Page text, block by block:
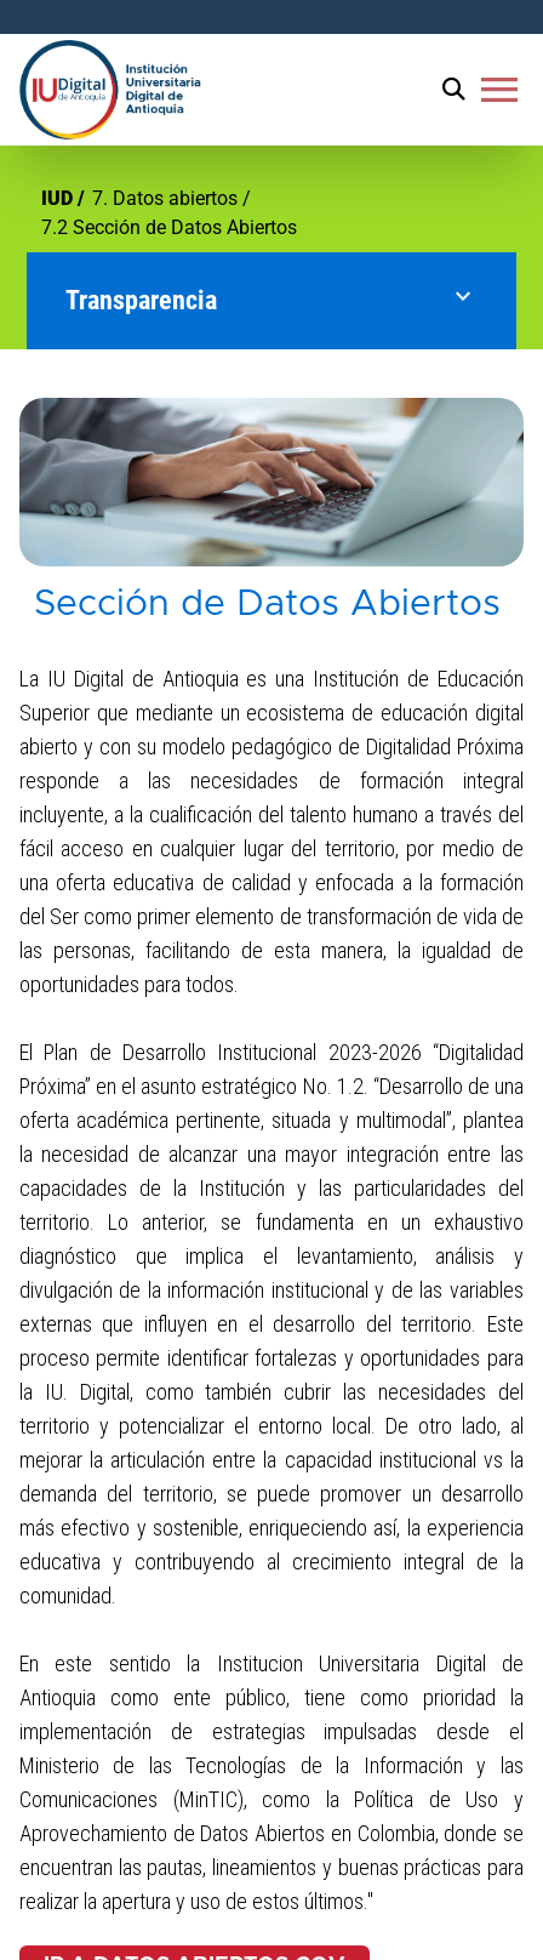
menu
IUD
7. Datos abiertos
7.2 Sección de Datos Abiertos
Transparencia expand_more
2. Normativa
3. Contratación
4. Planeación, presupuesto e informes
5. Trámites
6. Participa
7. Datos abiertos
7.1. Instrumentos de gestión de la
información
7.2 Sección de Datos Abiertos
8. Información específica para grupos
de interés
9. Obligación de reporte de
información específica
10. Información tributaria en
entidades territoriales locales
Sección de Datos Abiertos
La IU Digital de Antioquia es una Institución de Educación
Superior que mediante un ecosistema de educación digital
abierto y con su modelo pedagógico de Digitalidad Próxima
responde a las necesidades de formación integral
incluyente, a la cualificación del talento humano a través del
fácil acceso en cualquier lugar del territorio, por medio de
una oferta educativa de calidad y enfocada a la formación
del Ser como primer elemento de transformación de vida de
las personas, facilitando de esta manera, la igualdad de
oportunidades para todos.
El Plan de Desarrollo Institucional 2023-2026 “Digitalidad
Próxima” en el asunto estratégico No. 1.2. “Desarrollo de una
oferta académica pertinente, situada y multimodal”, plantea
la necesidad de alcanzar una mayor integración entre las
capacidades de la Institución y las particularidades del
territorio. Lo anterior, se fundamenta en un exhaustivo
diagnóstico que implica el levantamiento, análisis y
divulgación de la información institucional y de las variables
externas que influyen en el desarrollo del territorio. Este
proceso permite identificar fortalezas y oportunidades para
la IU. Digital, como también cubrir las necesidades del
territorio y potencializar el entorno local. De otro lado, al
mejorar la articulación entre la capacidad institucional vs la
demanda del territorio, se puede promover un desarrollo
más efectivo y sostenible, enriqueciendo así, la experiencia
educativa y contribuyendo al crecimiento integral de la
comunidad.
En este sentido la Institucion Universitaria Digital de
Antioquia como ente público, tiene como prioridad la
implementación de estrategias impulsadas desde el
Ministerio de las Tecnologías de la Información y las
Comunicaciones (MinTIC), como la Política de Uso y
Aprovechamiento de Datos Abiertos en Colombia, donde se
encuentran las pautas, lineamientos y buenas prácticas para
realizar la apertura y uso de estos últimos."